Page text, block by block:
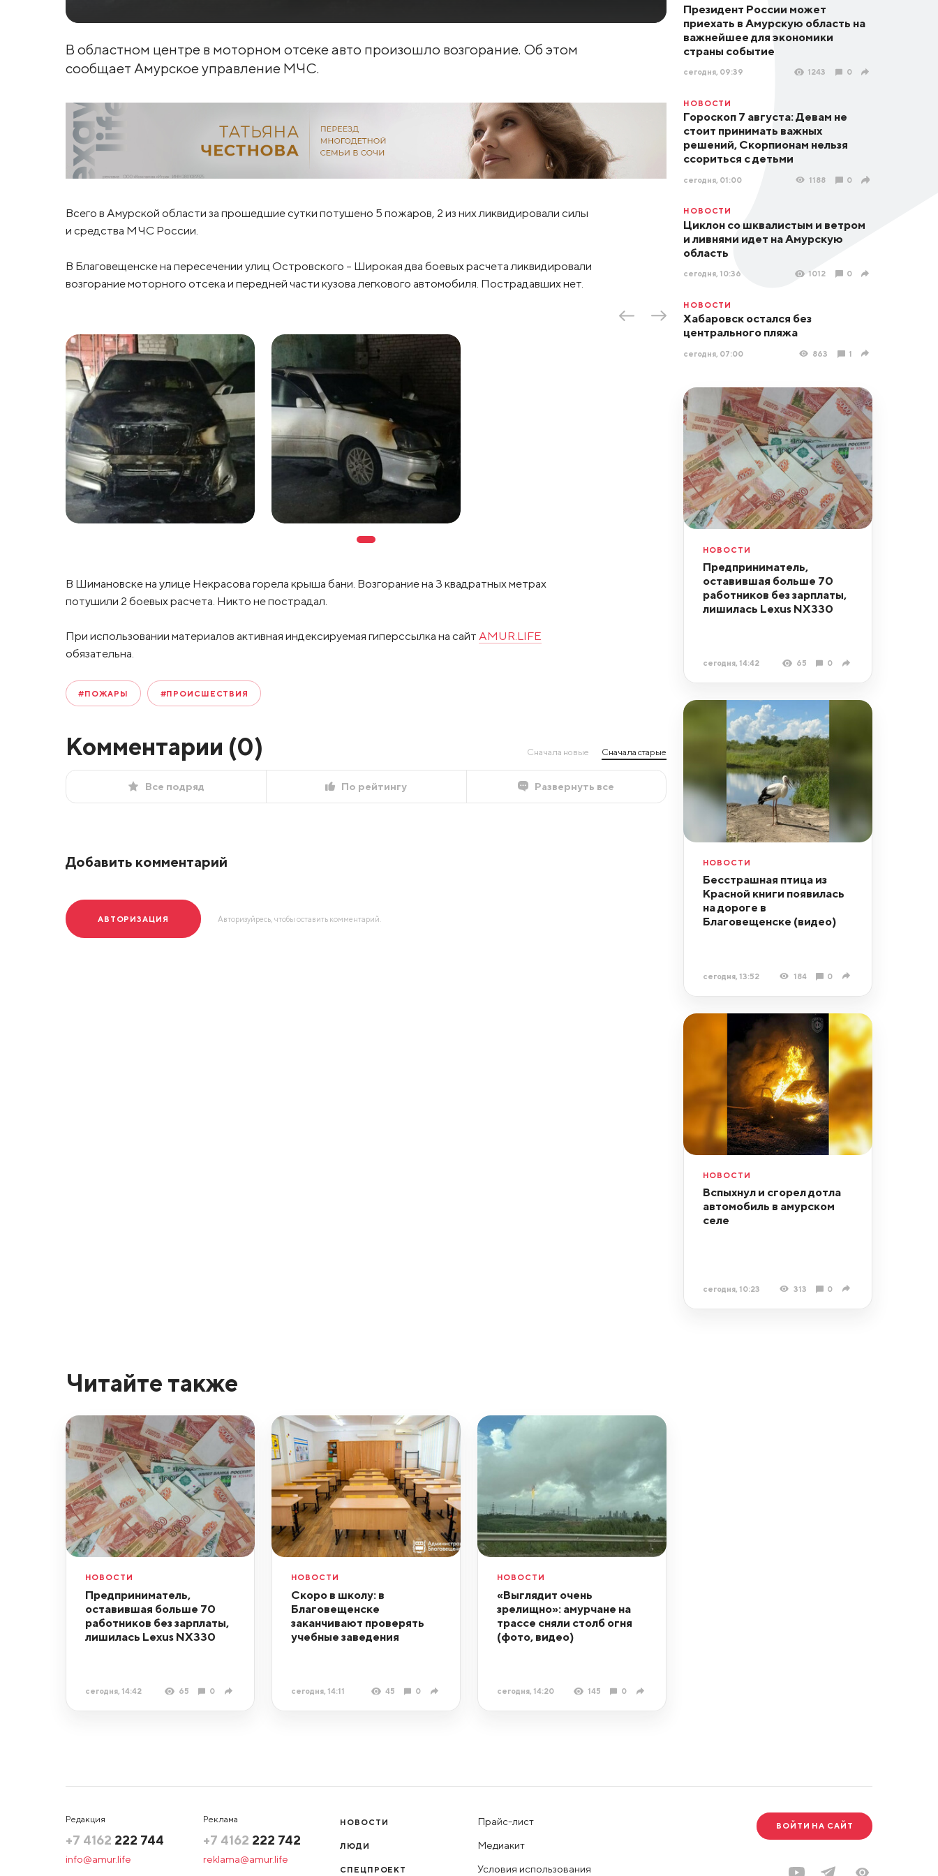
В областном центре в моторном отсеке авто произошло возгорание. Об этом
сообщает Амурское управление МЧС.
Всего в Амурской области за прошедшие сутки потушено 5 пожаров, 2 из них ликвидировали силы
и средства МЧС России.
В Благовещенске на пересечении улиц Островского – Широкая два боевых расчета ликвидировали
возгорание моторного отсека и передней части кузова легкового автомобиля. Пострадавших нет.
В Шимановске на улице Некрасова горела крыша бани. Возгорание на 3 квадратных метрах
потушили 2 боевых расчета. Никто не пострадал.
При использовании материалов активная индексируемая гиперссылка на сайт AMUR.LIFE
обязательна.
#ПОЖАРЫ #ПРОИСШЕСТВИЯ
Комментарии (0) Сначала новые Сначала старые
Все подряд По рейтингу Развернуть все
Добавить комментарий
АВТОРИЗАЦИЯ Авторизуйресь, чтобы оставить комментарий.
Президент России может
приехать в Амурскую область на
важнейшее для экономики
страны событие
сегодня, 09:39 1243 0
НОВОСТИ
Гороскоп 7 августа: Девам не
стоит принимать важных
решений, Скорпионам нельзя
ссориться с детьми
сегодня, 01:00 1188 0
НОВОСТИ
Циклон со шквалистым и ветром
и ливнями идет на Амурскую
область
сегодня, 10:36 1012 0
НОВОСТИ
Хабаровск остался без
центрального пляжа
сегодня, 07:00 863 1
НОВОСТИ
Предприниматель,
оставившая больше 70
работников без зарплаты,
лишилась Lexus NX330
сегодня, 14:42 65 0
НОВОСТИ
Бесстрашная птица из
Красной книги появилась
на дороге в
Благовещенске (видео)
сегодня, 13:52 184 0
НОВОСТИ
Вспыхнул и сгорел дотла
автомобиль в амурском
селе
сегодня, 10:23 313 0
Читайте также
НОВОСТИ
Предприниматель,
оставившая больше 70
работников без зарплаты,
лишилась Lexus NX330
сегодня, 14:42 65 0
НОВОСТИ
Скоро в школу: в
Благовещенске
заканчивают проверять
учебные заведения
сегодня, 14:11 45 0
НОВОСТИ
«Выглядит очень
зрелищно»: амурчане на
трассе сняли столб огня
(фото, видео)
сегодня, 14:20 145 0
Редакция
+7 4162 222 744
info@amur.life
Реклама
+7 4162 222 742
reklama@amur.life
НОВОСТИ
ЛЮДИ
СПЕЦПРОЕКТ
Прайс-лист
Медиакит
Условия использования
ВОЙТИ НА САЙТ